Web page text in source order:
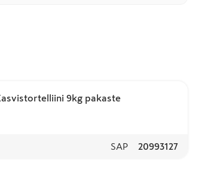
9kg pakaste
SAP 20993127